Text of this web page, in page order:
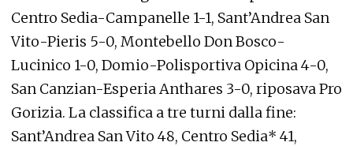
Centro Sedia-Campanelle 1-1, Sant’Andrea San
Vito-Pieris 5-0, Montebello Don Bosco-
Lucinico 1-0, Domio-Polisportiva Opicina 4-0,
San Canzian-Esperia Anthares 3-0, riposava Pro
Gorizia. La classifica a tre turni dalla fine:
Sant’Andrea San Vito 48, Centro Sedia* 41,